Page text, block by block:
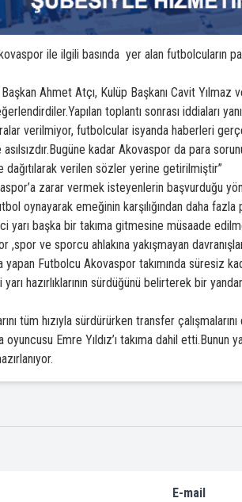
ile ilgili basında yer alan futbolcuların
Ahmet Atçı, Kulüp Başkanı Cavit
toplantı sonrası iddiaları
verilmiyor, futbolcular isyanda haberleri gerçek
kadar Akovaspor da para
verilen sözler yerine getirilmiştir”
zarar vermek isteyenlerin başvurduğu
oynayarak emeğinin karşılığından daha
yarı başka bir takıma gitmesine müsaade
,spor ve sporcu ahlakına yakışmayan
Futbolcu Akovaspor takımında süresiz
hazırlıklarının sürdüğünü belirterek bir
tüm hızıyla sürdürürken transfer
Emre Yıldız’ı takıma dahil etti.Bunun
E-mail